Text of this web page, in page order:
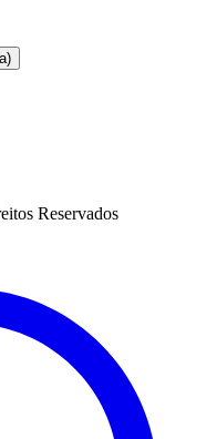
Reservados